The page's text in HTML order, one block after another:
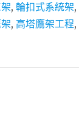
架、
南
, 輪扣式系統架,
, 高塔鷹架工程,